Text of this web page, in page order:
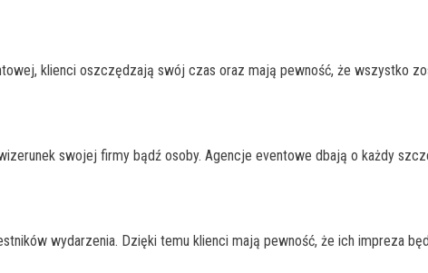
klienci oszczędzają swój czas oraz mają pewność, że wszystko
swojej firmy bądź osoby. Agencje eventowe dbają o każdy
wydarzenia. Dzięki temu klienci mają pewność, że ich impreza